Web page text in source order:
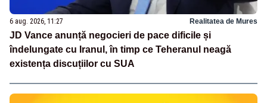
6 aug. 2026, 11:27 Realitatea de Mures
JD Vance anunță negocieri de pace dificile și
îndelungate cu Iranul, în timp ce Teheranul neagă
existența discuțiilor cu SUA